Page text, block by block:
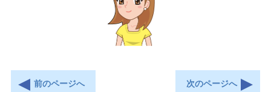
前のページへ 次のページへ